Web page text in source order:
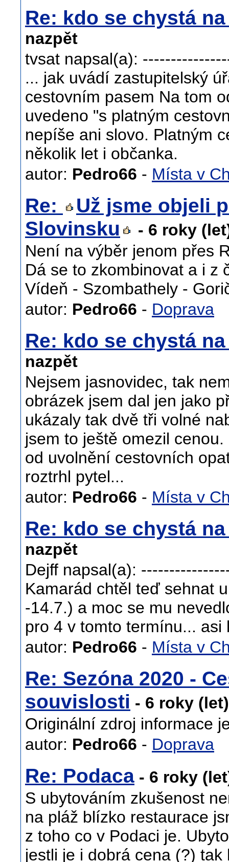
Re: kdo se chystá
nazpět
tvsat napsal(a):
... jak uvádí zastupitelský
cestovním pasem Na tom
uvedeno "s platným
nepíše ani slovo. Platným
několik let i občanka.
autor: Pedro66 - Místa v
Re:
Už jsme objeli
Slovinsku
- 6 roky
Není na výběr jenom přes
Dá se to zkombinovat a i z
Vídeň - Szombathely -
autor: Pedro66 - Doprava
Re: kdo se chystá
nazpět
Nejsem jasnovidec, tak
obrázek jsem dal jen jako
ukázaly tak dvě tři volné
jsem to ještě omezil
od uvolnění cestovních
roztrhl pytel...
autor: Pedro66 - Místa v
Re: kdo se chystá
nazpět
Dejff napsal(a):
Kamarád chtěl teď sehnat
-14.7.) a moc se mu
pro 4 v tomto termínu... asi
autor: Pedro66 - Místa v
Re: Sezóna 2020 -
souvislosti - 6 roky
Originální zdroj informace
autor: Pedro66 - Doprava
Re: Podaca - 6 roky
S ubytováním zkušenost
na pláž blízko restaurace
z toho co v Podaci je.
jestli je i dobrá cena (?)